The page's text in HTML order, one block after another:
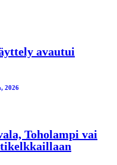
avautui
2026
Toholampi vai